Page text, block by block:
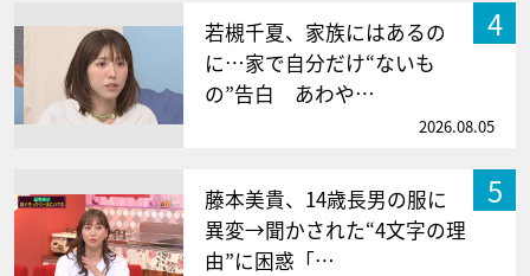
4
若槻千夏、家族にはあるの
に…家で自分だけ“ないも
の”告白 あわや…
2026.08.05
5
藤本美貴、14歳長男の服に
異変→聞かされた“4文字の理
由”に困惑「…